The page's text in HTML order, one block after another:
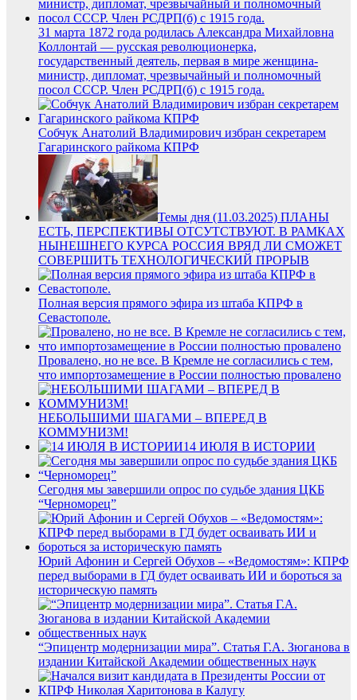
31 марта 1872 года родилась Александра Михайловна
Коллонтай — русская революционерка,
государственный деятель, первая в мире женщина-
министр, дипломат, чрезвычайный и полномочный
посол СССР. Член РСДРП(б) с 1915 года.
Собчук Анатолий Владимирович избран секретарем
Гагаринского райкома КПРФ
Темы дня (11.03.2025) ПЛАНЫ
ЕСТЬ, ПЕРСПЕКТИВЫ ОТСУТСТВУЮТ. В РАМКАХ
НЫНЕШНЕГО КУРСА РОССИЯ ВРЯД ЛИ СМОЖЕТ
СОВЕРШИТЬ ТЕХНОЛОГИЧЕСКИЙ ПРОРЫВ
Полная версия прямого эфира из штаба КПРФ в
Севастополе.
Провалено, но не все. В Кремле не согласились с тем,
что импортозамещение в России полностью провалено
НЕБОЛЬШИМИ ШАГАМИ – ВПЕРЕД В
КОММУНИЗМ!
14 ИЮЛЯ В ИСТОРИИ
Сегодня мы завершили опрос по судьбе здания ЦКБ
“Черноморец”
Юрий Афонин и Сергей Обухов – «Ведомостям»: КПРФ
перед выборами в ГД будет осваивать ИИ и бороться за
историческую память
“Эпицентр модернизации мира”. Статья Г.А. Зюганова в
издании Китайской Академии общественных наук